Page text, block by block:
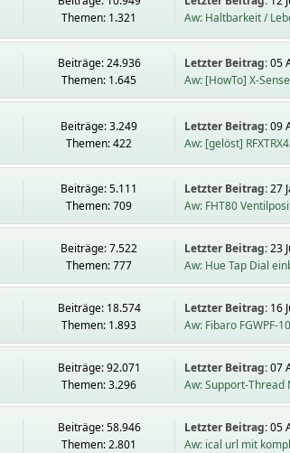
Themen: 1.321
Aw: Haltbarkeit /
Beiträge: 24.936
Themen: 1.645
Letzter Beitrag:05
Aw: [HowTo] X-
Beiträge: 3.249
Themen: 422
Letzter Beitrag:09
Aw: [gelöst]
Beiträge: 5.111
Themen: 709
Letzter Beitrag:27
Aw: FHT80
Beiträge: 7.522
Themen: 777
Letzter Beitrag:23
Aw: Hue Tap Dial
Beiträge: 18.574
Themen: 1.893
Letzter Beitrag: 16
Aw: Fibaro FGWPF-
Beiträge: 92.071
Themen: 3.296
Letzter Beitrag:07
Aw: Support-Thread
Beiträge: 58.946
Themen: 2.801
Letzter Beitrag:05
Aw: ical url mit